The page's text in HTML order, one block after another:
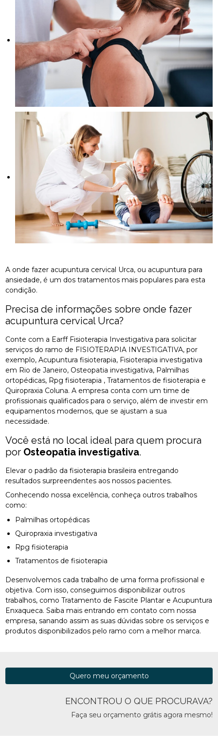
A onde fazer acupuntura cervical Urca, ou acupuntura para
ansiedade, é um dos tratamentos mais populares para esta
condição.
Precisa de informações sobre onde fazer
acupuntura cervical Urca?
Conte com a Earff Fisioterapia Investigativa para solicitar
serviços do ramo de FISIOTERAPIA INVESTIGATIVA, por
exemplo, Acupuntura fisioterapia, Fisioterapia investigativa
em Rio de Janeiro, Osteopatia investigativa, Palmilhas
ortopédicas, Rpg fisioterapia , Tratamentos de fisioterapia e
Quiropraxia Coluna. A empresa conta com um time de
profissionais qualificados para o serviço, além de investir em
equipamentos modernos, que se ajustam a sua
necessidade.
Você está no local ideal para quem procura
por Osteopatia investigativa.
Elevar o padrão da fisioterapia brasileira entregando
resultados surpreendentes aos nossos pacientes.
Conhecendo nossa excelência, conheça outros trabalhos
como:
Palmilhas ortopédicas
Quiropraxia investigativa
Rpg fisioterapia
Tratamentos de fisioterapia
Desenvolvemos cada trabalho de uma forma profissional e
objetiva. Com isso, conseguimos disponibilizar outros
trabalhos, como Tratamento de Fascite Plantar e Acupuntura
Enxaqueca. Saiba mais entrando em contato com nossa
empresa, sanando assim as suas dúvidas sobre os serviços e
produtos disponibilizados pelo ramo com a melhor marca.
ENCONTROU O QUE PROCURAVA?
Faça seu orçamento grátis agora mesmo!
Quero meu orçamento